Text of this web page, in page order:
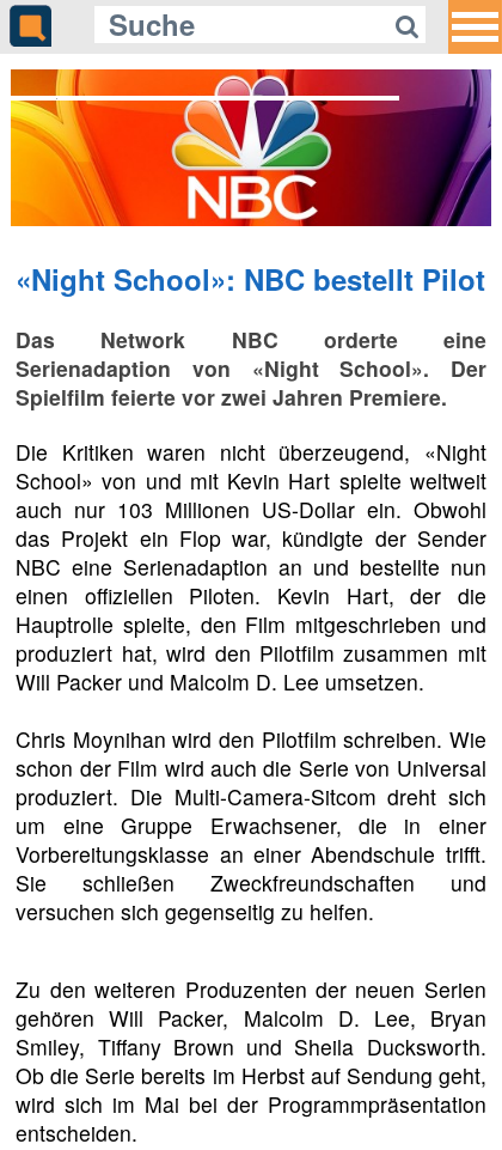
Gleich auf Quotenmeter:
TLC zeigt spektakuläre Notfälle aus
der Perspektive der Patienten
«Night School»: NBC bestellt Pilot
Das Network NBC orderte eine
Serienadaption von «Night School». Der
Spielfilm feierte vor zwei Jahren Premiere.
Die Kritiken waren nicht überzeugend, «Night
School» von und mit Kevin Hart spielte weltweit
auch nur 103 Millionen US-Dollar ein. Obwohl
das Projekt ein Flop war, kündigte der Sender
NBC eine Serienadaption an und bestellte nun
einen offiziellen Piloten. Kevin Hart, der die
Hauptrolle spielte, den Film mitgeschrieben und
produziert hat, wird den Pilotfilm zusammen mit
Will Packer und Malcolm D. Lee umsetzen.
Chris Moynihan wird den Pilotfilm schreiben. Wie
schon der Film wird auch die Serie von Universal
produziert. Die Multi-Camera-Sitcom dreht sich
um eine Gruppe Erwachsener, die in einer
Vorbereitungsklasse an einer Abendschule trifft.
Sie schließen Zweckfreundschaften und
versuchen sich gegenseitig zu helfen.
Zu den weiteren Produzenten der neuen Serien
gehören Will Packer, Malcolm D. Lee, Bryan
Smiley, Tiffany Brown und Sheila Ducksworth.
Ob die Serie bereits im Herbst auf Sendung geht,
wird sich im Mai bei der Programmpräsentation
entscheiden.